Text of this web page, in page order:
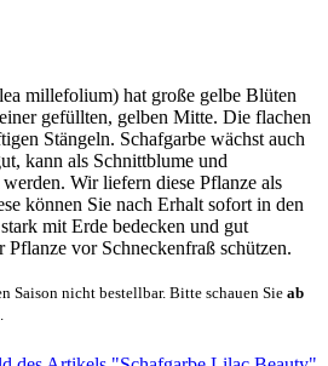
millefolium) hat große gelbe Blüten
gefüllten, gelben Mitte. Die flachen
Stängeln. Schafgarbe wächst auch
kann als Schnittblume und
Wir liefern diese Pflanze als
können Sie nach Erhalt sofort in den
mit Erde bedecken und gut
Pflanze vor Schneckenfraß schützen.
Saison nicht bestellbar. Bitte schauen Sie ab